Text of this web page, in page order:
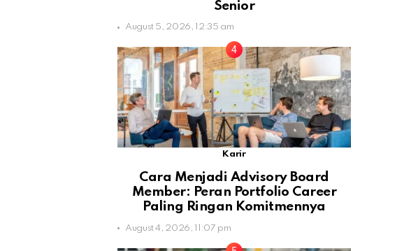
Senior
August 5, 2026, 12:35 am
Karir
Cara Menjadi Advisory Board
Member: Peran Portfolio Career
Paling Ringan Komitmennya
August 4, 2026, 11:07 pm